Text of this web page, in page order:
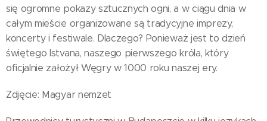
się ogromne pokazy sztucznych ogni, a w ciągu dnia w
całym mieście organizowane są tradycyjne imprezy,
koncerty i festiwale. Dlaczego? Ponieważ jest to dzień
świętego Istvana, naszego pierwszego króla, który
oficjalnie założył Węgry w 1000 roku naszej ery.
Zdjęcie: Magyar nemzet